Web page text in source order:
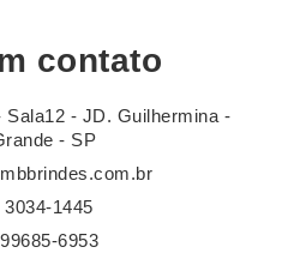
contato
Sala12 - JD. Guilhermina -
- SP
3034-1445
6953